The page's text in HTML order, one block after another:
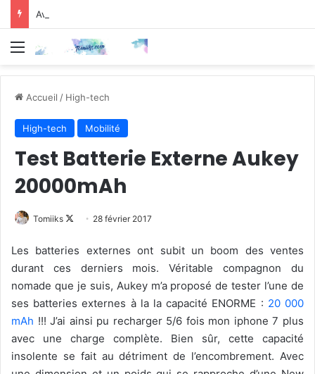
Avis Manga : Chiruran – Tome 3
Menu
Accueil / High-tech
High-tech Mobilité
Test Batterie Externe Aukey
20000mAh
Tomiiks
Follow
X
28 février 2017
Les batteries externes ont subit un boom des ventes
durant ces derniers mois. Véritable compagnon du
nomade que je suis, Aukey m’a proposé de tester l’une de
ses batteries externes à la la capacité ENORME : 20 000
mAh !!! J’ai ainsi pu recharger 5/6 fois mon iphone 7 plus
avec une charge complète. Bien sûr, cette capacité
insolente se fait au détriment de l’encombrement. Avec